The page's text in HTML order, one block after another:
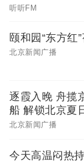
听听FM
颐和园“东方红
北京新闻广播
逐霞入晚 舟揽京园 市属公园延
船 解锁北京夏
北京新闻广播
今天高温闷热